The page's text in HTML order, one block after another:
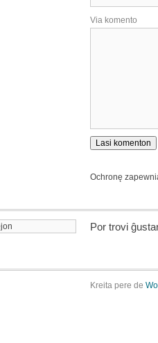
Via komento
Ochronę
Por trovi
Kreita pere de